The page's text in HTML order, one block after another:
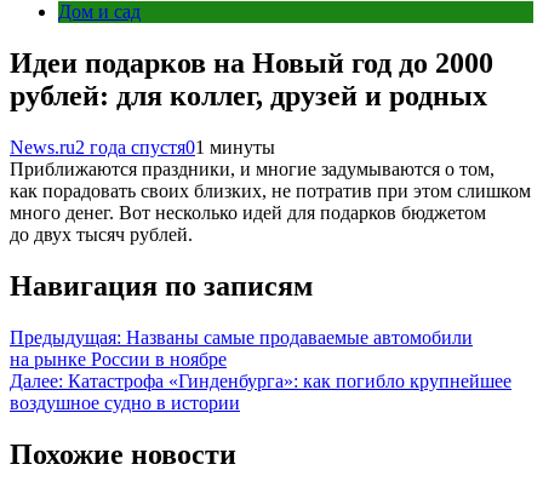
Дом и сад
Идеи подарков на Новый год до 2000
рублей: для коллег, друзей и родных
News.ru2 года спустя01 минуты
Приближаются праздники, и многие задумываются о том,
как порадовать своих близких, не потратив при этом слишком
много денег. Вот несколько идей для подарков бюджетом
до двух тысяч рублей.
Навигация по записям
Предыдущая: Названы самые продаваемые автомобили
на рынке России в ноябре
Далее: Катастрофа «Гинденбурга»: как погибло крупнейшее
воздушное судно в истории
Похожие новости